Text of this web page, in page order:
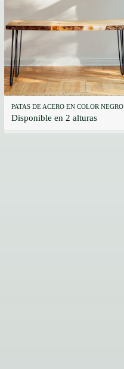
PATAS DE ACERO EN COLOR NEGRO
Disponible en 2 alturas